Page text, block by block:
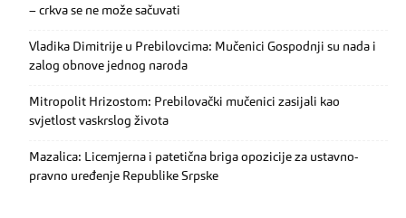
– crkva se ne može sačuvati
Vladika Dimitrije u Prebilovcima: Mučenici Gospodnji su nada i
zalog obnove jednog naroda
Mitropolit Hrizostom: Prebilovački mučenici zasijali kao
svjetlost vaskrslog života
Mazalica: Licemjerna i patetična briga opozicije za ustavno-
pravno uređenje Republike Srpske